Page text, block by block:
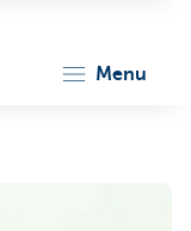
menu